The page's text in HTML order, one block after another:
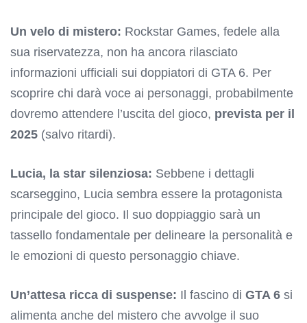
Un velo di mistero: Rockstar Games, fedele alla
sua riservatezza, non ha ancora rilasciato
informazioni ufficiali sui doppiatori di GTA 6. Per
scoprire chi darà voce ai personaggi, probabilmente
dovremo attendere l’uscita del gioco, prevista per il
2025 (salvo ritardi).
Lucia, la star silenziosa: Sebbene i dettagli
scarseggino, Lucia sembra essere la protagonista
principale del gioco. Il suo doppiaggio sarà un
tassello fondamentale per delineare la personalità e
le emozioni di questo personaggio chiave.
Un’attesa ricca di suspense: Il fascino di GTA 6 si
alimenta anche del mistero che avvolge il suo